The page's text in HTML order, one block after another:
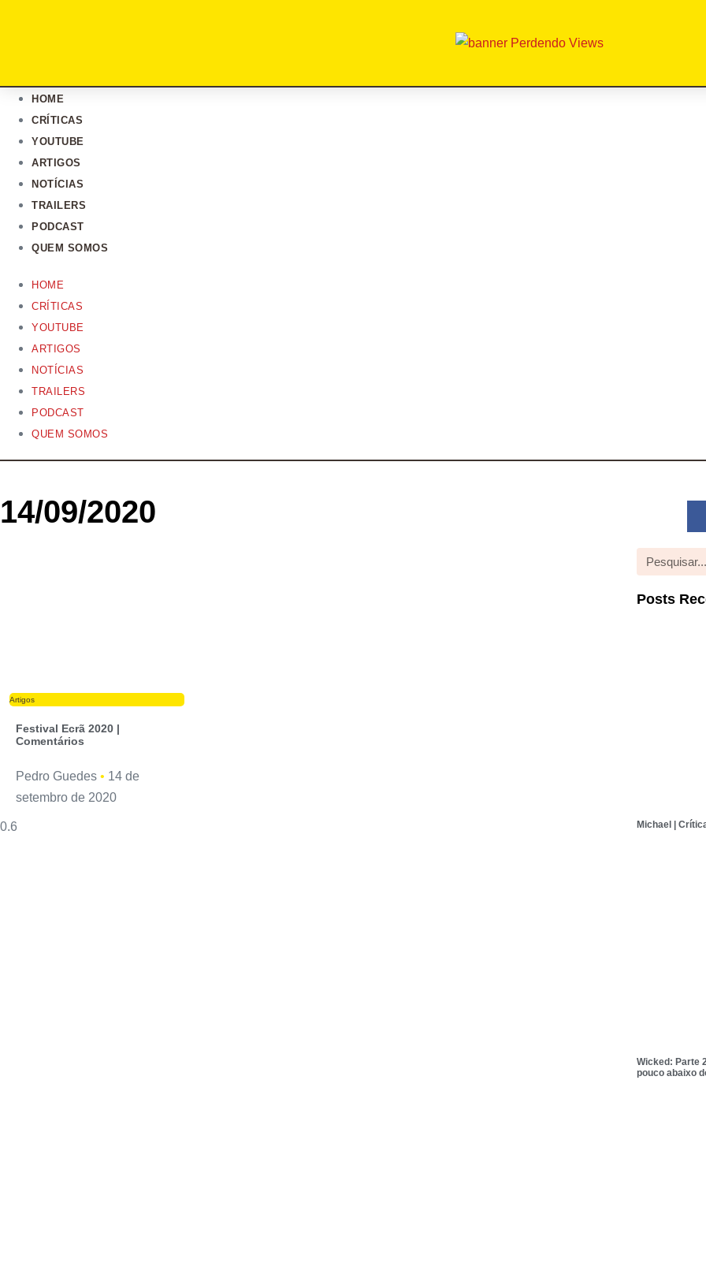
HOME
CRÍTICAS
YOUTUBE
ARTIGOS
NOTÍCIAS
TRAILERS
PODCAST
QUEM SOMOS
HOME
CRÍTICAS
YOUTUBE
ARTIGOS
NOTÍCIAS
TRAILERS
PODCAST
QUEM SOMOS
14/09/2020
Artigos
Festival Ecrã 2020 |
Comentários
Pedro Guedes
14 de
setembro de 2020
Posts
Michael |
Wicked: Parte
pouco abaixo